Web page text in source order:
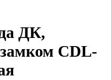
ДК,
CDL-